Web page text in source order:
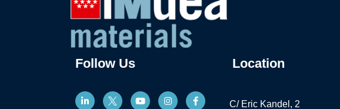
Follow Us Location
C/ Eric Kandel, 2